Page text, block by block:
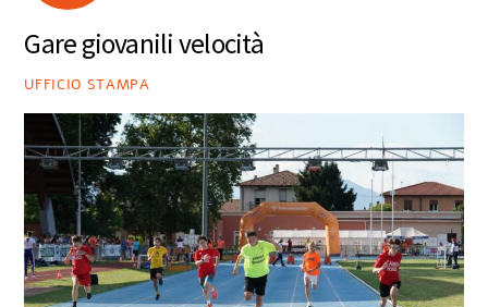
Gare giovanili velocità
UFFICIO STAMPA